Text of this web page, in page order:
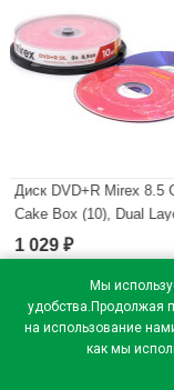
Мы
удобства.Продолжая
на использование
как мы
8.5 Gb, 8x,
Dual Layer